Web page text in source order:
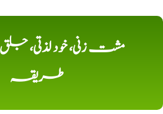
مشت زنی، خود لذتی، جلق
طریقہ